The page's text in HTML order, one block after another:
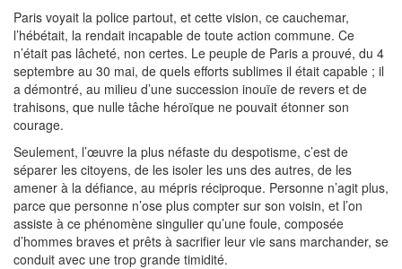
Paris voyait la police partout, et cette vision, ce cauchemar,
l’hébétait, la rendait incapable de toute action commune. Ce
n’était pas lâcheté, non certes. Le peuple de Paris a prouvé, du 4
septembre au 30 mai, de quels efforts sublimes il était capable ; il
a démontré, au milieu d’une succession inouïe de revers et de
trahisons, que nulle tâche héroïque ne pouvait étonner son
courage.
Seulement, l’œuvre la plus néfaste du despotisme, c’est de
séparer les citoyens, de les isoler les uns des autres, de les
amener à la défiance, au mépris réciproque. Personne n’agit plus,
parce que personne n’ose plus compter sur son voisin, et l’on
assiste à ce phénomène singulier qu’une foule, composée
d’hommes braves et prêts à sacrifier leur vie sans marchander, se
conduit avec une trop grande timidité.